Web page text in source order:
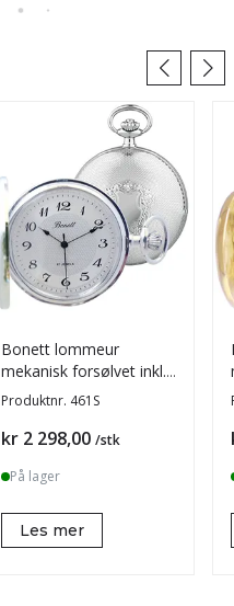
Bonett lommeur
mekanisk forsølvet inkl.
kjede
Produktnr. 461S
Pris
kr 2 298,00 /stk
På lager
Les mer